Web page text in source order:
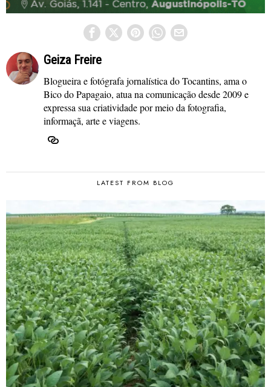
Geiza Freire
Blogueira e fotógrafa jornalística do Tocantins, ama o
Bico do Papagaio, atua na comunicação desde 2009 e
expressa sua criatividade por meio da fotografia,
informaçã, arte e viagens.
LATEST FROM BLOG